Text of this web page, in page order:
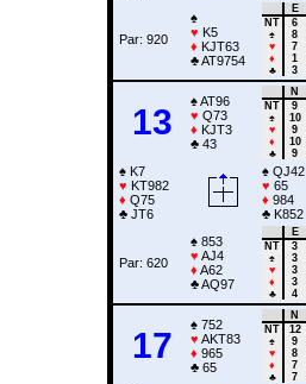
Par: 920
♠
♥ K5
♦ KJT63
♣AT9754
E
NT
6
♠
8
♥
7
♦
1
♣
3
13
♠AT96
♥ Q73
♦ KJT3
♣ 43
N
NT
9
♠
10
♥
9
♦
10
♣
9
♠ K7
♥ KT982
♦ Q75
♣ JT6
♠ QJ42
♥ 65
♦ 984
♣ K852
Par: 620
♠ 853
♥ AJ4
♦ A62
♣AQ97
E
NT
3
♠
3
♥
3
♦
3
♣
4
17
♠ 752
♥ AKT83
♦ 965
♣ 65
N
NT
12
♠
9
♥
8
♦
7
♣
7